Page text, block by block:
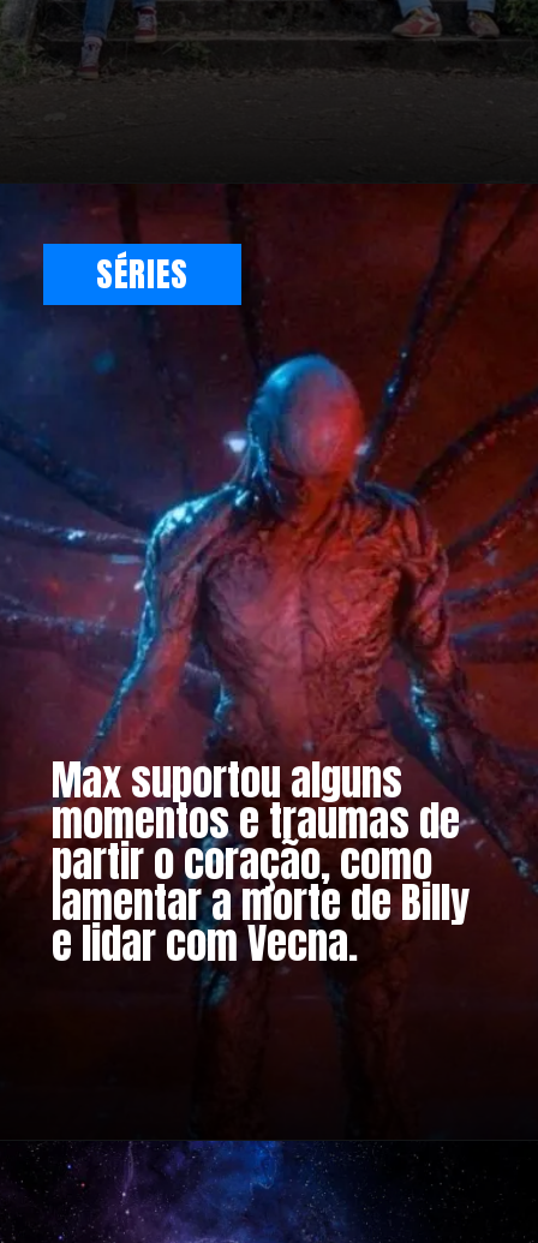
Max suportou alguns
momentos e traumas de
partir o coração, como
lamentar a morte de Billy
e lidar com Vecna.
SÉRIES
Opening